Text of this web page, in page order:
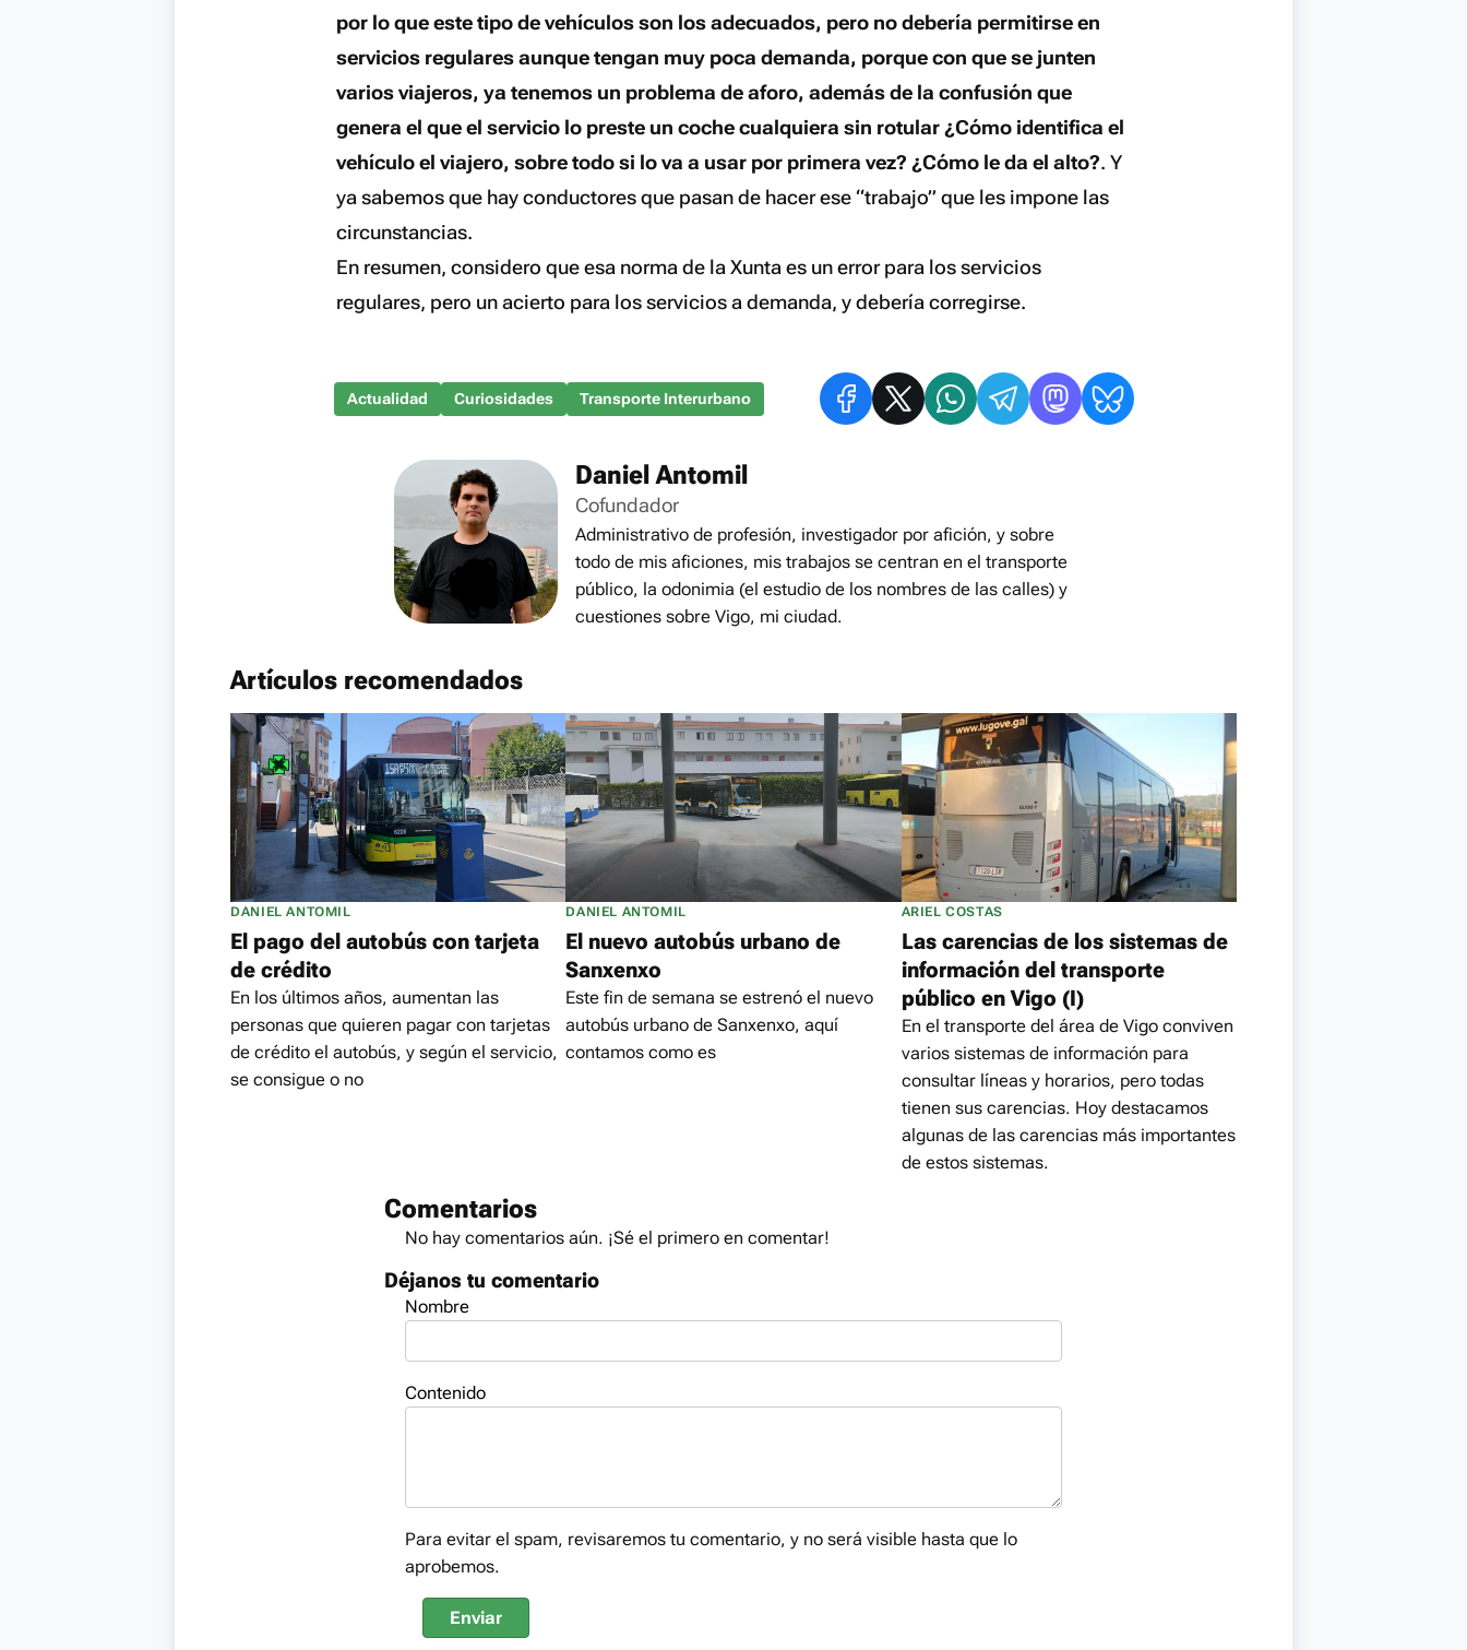
por lo que este tipo de vehículos son los adecuados, pero no debería permitirse en
servicios regulares aunque tengan muy poca demanda, porque con que se junten
varios viajeros, ya tenemos un problema de aforo, además de la confusión que
genera el que el servicio lo preste un coche cualquiera sin rotular ¿Cómo identifica el
vehículo el viajero, sobre todo si lo va a usar por primera vez? ¿Cómo le da el alto?. Y
ya sabemos que hay conductores que pasan de hacer ese “trabajo” que les impone las
circunstancias.
En resumen, considero que esa norma de la Xunta es un error para los servicios
regulares, pero un acierto para los servicios a demanda, y debería corregirse.
Actualidad Curiosidades Transporte Interurbano
Daniel Antomil
Cofundador
Administrativo de profesión, investigador por afición, y sobre
todo de mis aficiones, mis trabajos se centran en el transporte
público, la odonimia (el estudio de los nombres de las calles) y
cuestiones sobre Vigo, mi ciudad.
Artículos recomendados
DANIEL ANTOMIL
El pago del autobús con tarjeta
de crédito
En los últimos años, aumentan las
personas que quieren pagar con tarjetas
de crédito el autobús, y según el servicio,
se consigue o no
DANIEL ANTOMIL
El nuevo autobús urbano de
Sanxenxo
Este fin de semana se estrenó el nuevo
autobús urbano de Sanxenxo, aquí
contamos como es
ARIEL COSTAS
Las carencias de los sistemas de
información del transporte
público en Vigo (I)
En el transporte del área de Vigo conviven
varios sistemas de información para
consultar líneas y horarios, pero todas
tienen sus carencias. Hoy destacamos
algunas de las carencias más importantes
de estos sistemas.
Comentarios
No hay comentarios aún. ¡Sé el primero en comentar!
Déjanos tu comentario
Nombre
Contenido
Para evitar el spam, revisaremos tu comentario, y no será visible hasta que lo
aprobemos.
Enviar